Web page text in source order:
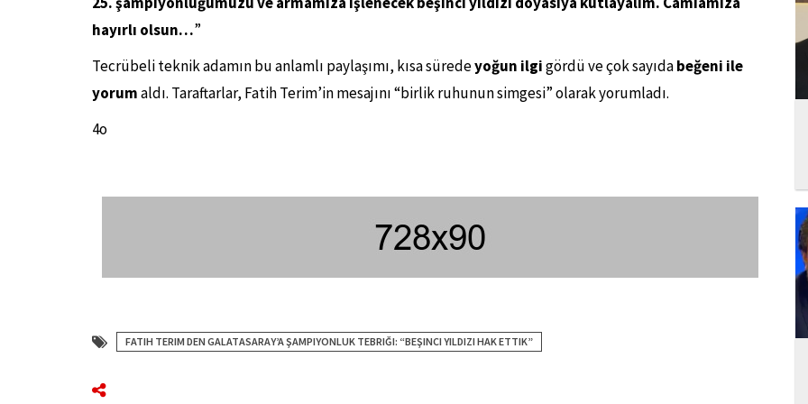
hayırlı olsun…”
Tecrübeli teknik adamın bu anlamlı paylaşımı, kısa süredeyoğun ilgigördü ve çok sayıdabeğeni ile
yorumaldı. Taraftarlar, Fatih Terim’in mesajını “birlik ruhunun simgesi” olarak yorumladı.
4o
FATIH TERIM DEN GALATASARAY’A ŞAMPIYONLUK TEBRIĞI: “BEŞINCI YILDIZI HAK ETTIK”